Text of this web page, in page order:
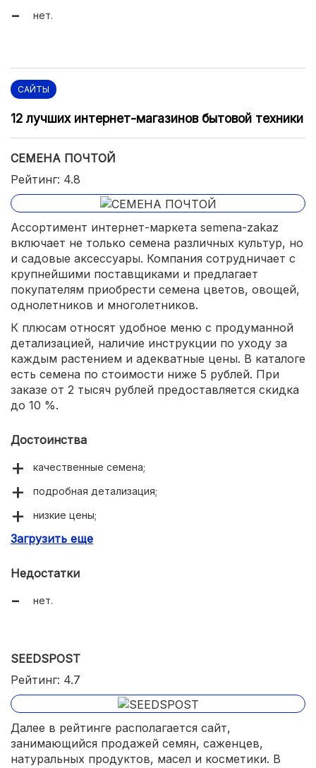
нет.
САЙТЫ
12 лучших интернет-магазинов бытовой техники
СЕМЕНА ПОЧТОЙ
Рейтинг: 4.8
Ассортимент интернет-маркета semena-zakaz
включает не только семена различных культур, но
и садовые аксессуары. Компания сотрудничает с
крупнейшими поставщиками и предлагает
покупателям приобрести семена цветов, овощей,
однолетников и многолетников.
К плюсам относят удобное меню с продуманной
детализацией, наличие инструкции по уходу за
каждым растением и адекватные цены. В каталоге
есть семена по стоимости ниже 5 рублей. При
заказе от 2 тысяч рублей предоставляется скидка
до 10 %.
Достоинства
качественные семена;
подробная детализация;
низкие цены;
инструкция к каждому растению.
Загрузить еще
Недостатки
нет.
SEEDSPOST
Рейтинг: 4.7
Далее в рейтинге располагается сайт,
занимающийся продажей семян, саженцев,
натуральных продуктов, масел и косметики. В